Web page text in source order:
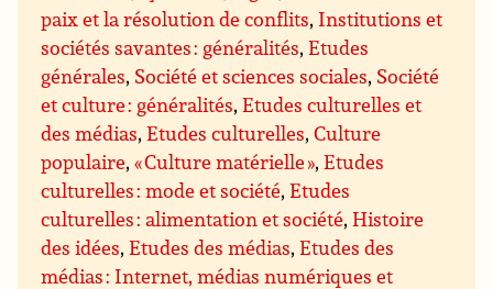
paix et la résolution de conflits, Institutions et
sociétés savantes : généralités,Etudes
générales, Société et sciences sociales, Société
et culture : généralités,Etudes culturelles et
des médias,Etudes culturelles,Culture
populaire,« Culture matérielle »,Etudes
culturelles : mode et société,Etudes
culturelles : alimentation et société,Histoire
des idées,Etudes des médias,Etudes des
médias : Internet, médias numériques et